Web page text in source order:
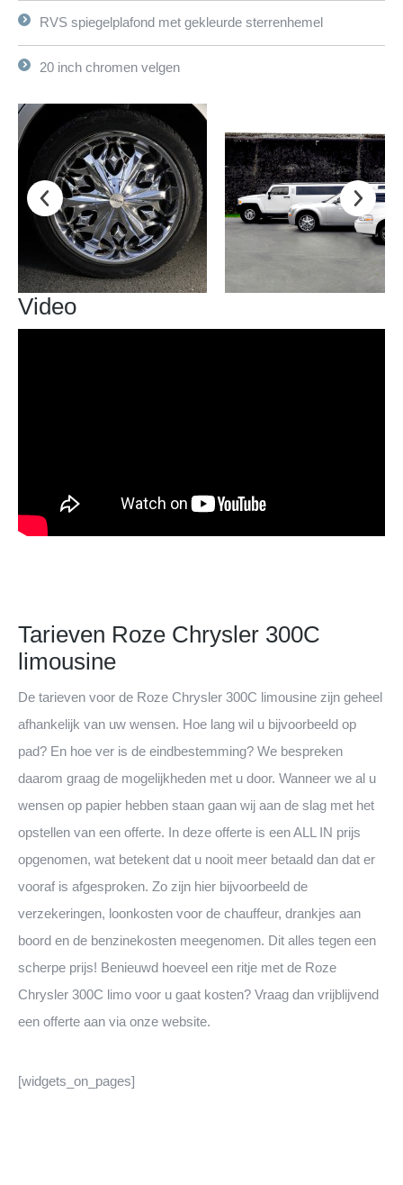
RVS spiegelplafond met gekleurde sterrenhemel
20 inch chromen velgen
Video
Tarieven Roze Chrysler 300C
limousine
De tarieven voor de Roze Chrysler 300C limousine zijn geheel
afhankelijk van uw wensen. Hoe lang wil u bijvoorbeeld op
pad? En hoe ver is de eindbestemming? We bespreken
daarom graag de mogelijkheden met u door. Wanneer we al u
wensen op papier hebben staan gaan wij aan de slag met het
opstellen van een offerte. In deze offerte is een ALL IN prijs
opgenomen, wat betekent dat u nooit meer betaald dan dat er
vooraf is afgesproken. Zo zijn hier bijvoorbeeld de
verzekeringen, loonkosten voor de chauffeur, drankjes aan
boord en de benzinekosten meegenomen. Dit alles tegen een
scherpe prijs! Benieuwd hoeveel een ritje met de Roze
Chrysler 300C limo voor u gaat kosten? Vraag dan vrijblijvend
een offerte aan via onze website.
[widgets_on_pages]